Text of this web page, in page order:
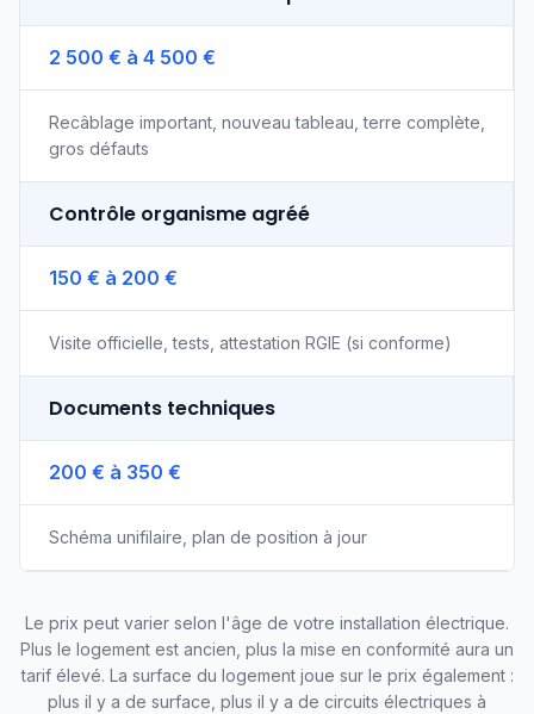
2 500 € à 4 500 €
Recâblage important, nouveau tableau, terre complète,
gros défauts
Contrôle organisme agréé
150 € à 200 €
Visite officielle, tests, attestation RGIE (si conforme)
Documents techniques
200 € à 350 €
Schéma unifilaire, plan de position à jour
Le prix peut varier selon l'âge de votre installation électrique.
Plus le logement est ancien, plus la mise en conformité aura un
tarif élevé. La surface du logement joue sur le prix également :
plus il y a de surface, plus il y a de circuits électriques à